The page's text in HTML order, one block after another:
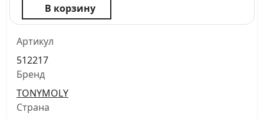
В корзину
Артикул
512217
Бренд
TONYMOLY
Страна